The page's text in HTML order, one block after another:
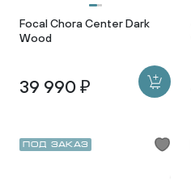
Focal Chora Center Dark
Wood
39 990 ₽
Под заказ